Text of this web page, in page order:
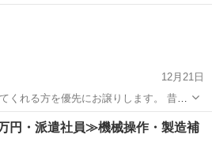
引っ越しに伴う家具整理のため、お譲
特徴 • カラー： 清潔感のあるホワイ
...
12月21日
れる方を優先にお譲りします。 昔買
汚れや劣化もありますので気にされな
夕方16時半ごろ
収納家具 ラック
円・派遣社員≫機械操作・製造補